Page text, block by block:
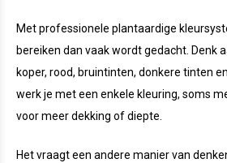
Met professionele plantaardige
bereiken dan vaak wordt gedacht. Denk
koper, rood, bruintinten, donkere tinten
werk je met een enkele kleuring, soms
voor meer dekking of diepte.
Het vraagt een andere manier van